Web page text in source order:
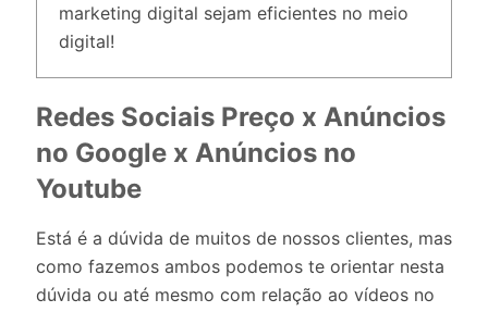
marketing digital sejam eficientes no meio
digital!
Redes Sociais Preço x Anúncios
no Google x Anúncios no
Youtube
Está é a dúvida de muitos de nossos clientes, mas
como fazemos ambos podemos te orientar nesta
dúvida ou até mesmo com relação ao vídeos no